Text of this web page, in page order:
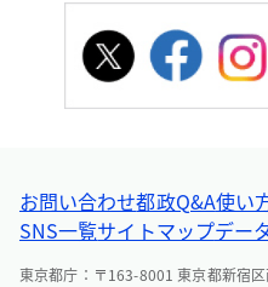
お問い合わせ都政Q&A使い
SNS一覧サイトマップデー
東京都庁：〒163-8001 東京都新宿